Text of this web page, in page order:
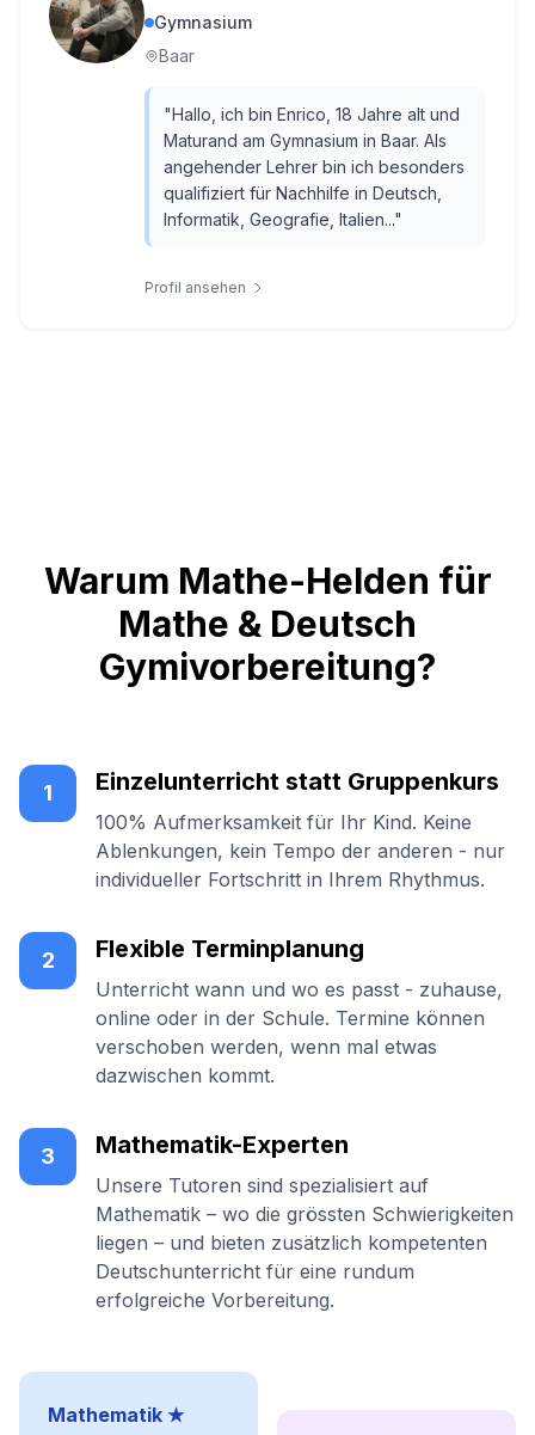
Gymnasium
Baar
"Hallo, ich bin Enrico, 18 Jahre alt und
Maturand am Gymnasium in Baar. Als
angehender Lehrer bin ich besonders
qualifiziert für Nachhilfe in Deutsch,
Informatik, Geografie, Italien..."
Profil ansehen
Warum Mathe-Helden für
Mathe & Deutsch
Gymivorbereitung?
1 Einzelunterricht statt Gruppenkurs
100% Aufmerksamkeit für Ihr Kind. Keine
Ablenkungen, kein Tempo der anderen - nur
individueller Fortschritt in Ihrem Rhythmus.
2 Flexible Terminplanung
Unterricht wann und wo es passt - zuhause,
online oder in der Schule. Termine können
verschoben werden, wenn mal etwas
dazwischen kommt.
3 Mathematik-Experten
Unsere Tutoren sind spezialisiert auf
Mathematik – wo die grössten Schwierigkeiten
liegen – und bieten zusätzlich kompetenten
Deutschunterricht für eine rundum
erfolgreiche Vorbereitung.
Mathematik ★